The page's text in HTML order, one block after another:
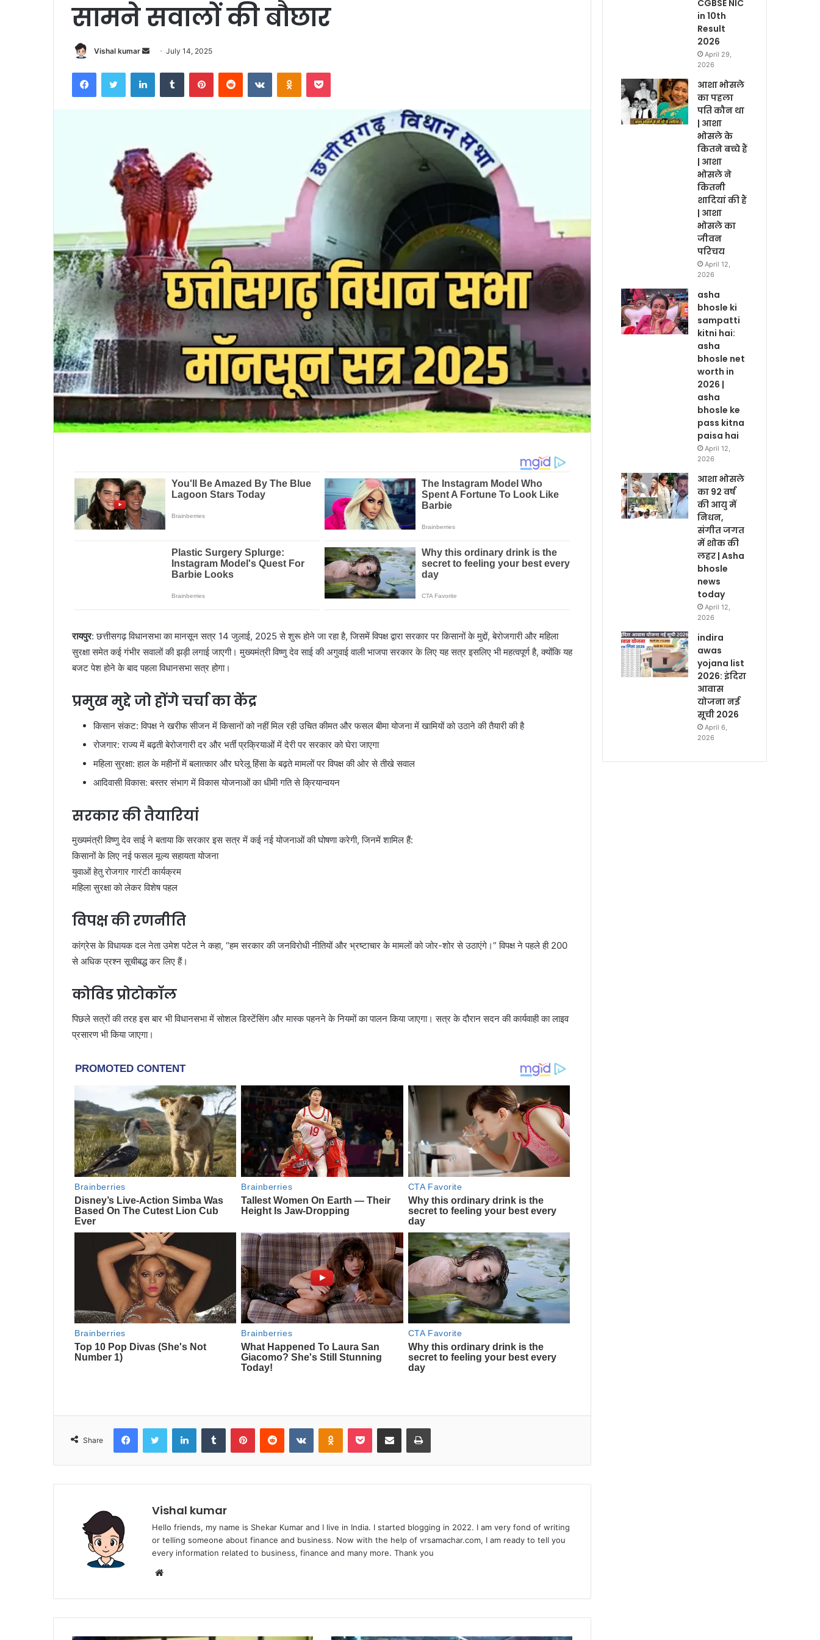
सामने सवालों की बौछार
Vishal kumar
SendJuly 14, 2025
FacebookTwitter LinkedInTumblr PinterestReddit VKontakteOdnoklassniki
Pocket
रायपुर: छत्तीसगढ़ विधानसभा का मानसून सत्र 14 जुलाई, 2025 से शुरू होने जा रहा है, जिसमें विपक्ष द्वारा सरकार पर किसानों के मुद्दों, बेरोजगारी और महिला
सुरक्षा समेत कई गंभीर सवालों की झड़ी लगाई जाएगी। मुख्यमंत्री विष्णु देव साई की अगुवाई वाली भाजपा सरकार के लिए यह सत्र इसलिए भी महत्वपूर्ण है, क्योंकि यह
बजट पेश होने के बाद पहला विधानसभा सत्र होगा।
प्रमुख मुद्दे जो होंगे चर्चा का केंद्र
किसान संकट: विपक्ष ने खरीफ सीजन में किसानों को नहीं मिल रही उचित कीमत और फसल बीमा योजना में खामियों को उठाने की तैयारी की है
रोजगार: राज्य में बढ़ती बेरोजगारी दर और भर्ती प्रक्रियाओं में देरी पर सरकार को घेरा जाएगा
महिला सुरक्षा: हाल के महीनों में बलात्कार और घरेलू हिंसा के बढ़ते मामलों पर विपक्ष की ओर से तीखे सवाल
आदिवासी विकास: बस्तर संभाग में विकास योजनाओं का धीमी गति से क्रियान्वयन
सरकार की तैयारियां
मुख्यमंत्री विष्णु देव साई ने बताया कि सरकार इस सत्र में कई नई योजनाओं की घोषणा करेगी, जिनमें शामिल हैं:
किसानों के लिए नई फसल मूल्य सहायता योजना
युवाओं हेतु रोजगार गारंटी कार्यक्रम
महिला सुरक्षा को लेकर विशेष पहल
विपक्ष की रणनीति
कांग्रेस के विधायक दल नेता उमेश पटेल ने कहा, “हम सरकार की जनविरोधी नीतियों और भ्रष्टाचार के मामलों को जोर-शोर से उठाएंगे।” विपक्ष ने पहले ही 200
से अधिक प्रश्न सूचीबद्ध कर लिए हैं।
कोविड प्रोटोकॉल
पिछले सत्रों की तरह इस बार भी विधानसभा में सोशल डिस्टेंसिंग और मास्क पहनने के नियमों का पालन किया जाएगा। सत्र के दौरान सदन की कार्यवाही का लाइव
प्रसारण भी किया जाएगा।
Share
FacebookTwitter LinkedInTumblr PinterestReddit VKontakteOdnoklassniki
Pocket Share via Email Print
Vishal kumar
Hello friends, my name is Shekar Kumar and I live in India. I started blogging in 2022. I am very fond of writing
or telling someone about finance and business. Now with the help of vrsamachar.com, I am ready to tell you
every information related to business, finance and many more. Thank you
Website
CGBSE NIC
in 10th
Result
2026
April 29,
2026
आशा भोसले
का पहला
पति कौन था
| आशा
भोसले के
कितने बच्चे हैं
| आशा
भोसले ने
कितनी
शादियां की हैं
| आशा
भोसले का
जीवन
परिचय
April 12,
2026
asha
bhosle ki
sampatti
kitni hai:
asha
bhosle net
worth in
2026 |
asha
bhosle ke
pass kitna
paisa hai
April 12,
2026
आशा भोसले
का 92 वर्ष
की आयु में
निधन,
संगीत जगत
में शोक की
लहर | Asha
bhosle
news
today
April 12,
2026
indira
awas
yojana list
2026: इंदिरा
आवास
योजना नई
सूची 2026
April 6,
2026